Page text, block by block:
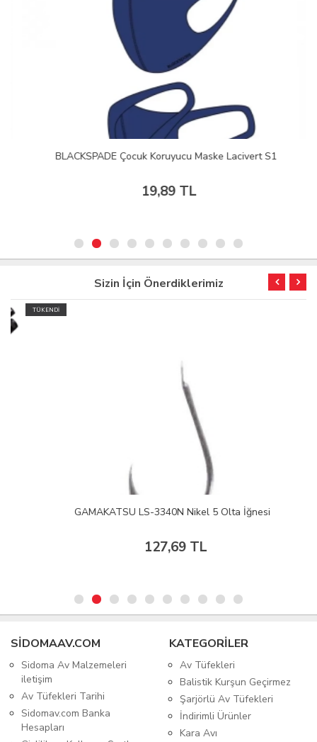
BLACKSPADE Çocuk Koruyucu Maske Lacivert S1
19,89 TL
Sizin İçin Önerdiklerimiz
TÜKENDİ
GAMAKATSU LS-3340N Nikel 5 Olta İğnesi
127,69 TL
SIDOMAAV.COM
Sidoma Av Malzemeleri
iletişim
Av Tüfekleri Tarihi
Sidomav.com Banka
Hesapları
KATEGORİLER
Av Tüfekleri
Balistik Kurşun Geçirmez
Şarjörlü Av Tüfekleri
İndirimli Ürünler
Kara Avı